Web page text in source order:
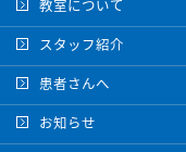
教室について
スタッフ紹介
患者さんへ
お知らせ